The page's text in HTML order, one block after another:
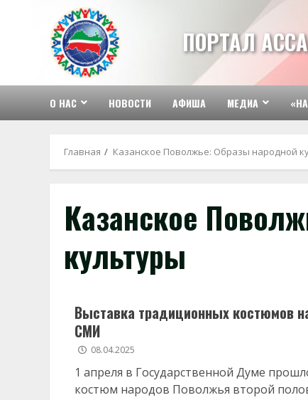
содержимому
ПОРТАЛ
О НАС НОВОСТИ АФИША МЕДИА
Главная Казанское Поволжье: Образы народной
Казанское
культуры
Выставка традиционных костюмов
СМИ
08.04.2025
1 апреля в Государственной Думе
костюм народов Поволжья второй